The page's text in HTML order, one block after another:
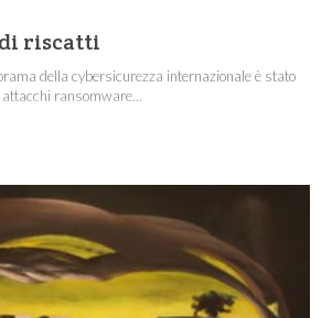
riscatti
della cybersicurezza internazionale è stato
attacchi ransomware...